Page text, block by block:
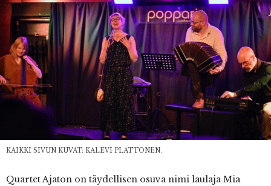
KAIKKI SIVUN KUVAT: KALEVI PLATTONEN.
Quartet Ajaton on täydellisen osuva nimi laulaja Mia